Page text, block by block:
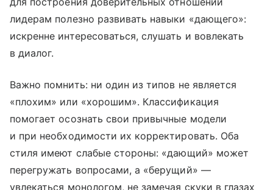
лидерам полезно развивать навыки «дающего»:
искренне интересоваться, слушать и вовлекать
в диалог.
Важно помнить: ни один из типов не является
«плохим» или «хорошим». Классификация
помогает осознать свои привычные модели
и при необходимости их корректировать. Оба
стиля имеют слабые стороны: «дающий» может
перегружать вопросами, а «берущий» —
увлекаться монологом, не замечая скуки в глазах